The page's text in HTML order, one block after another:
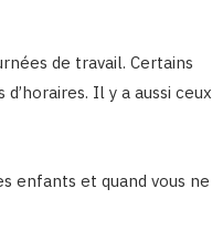
de travail. Certains
Il y a aussi ceux
enfants et quand vous ne